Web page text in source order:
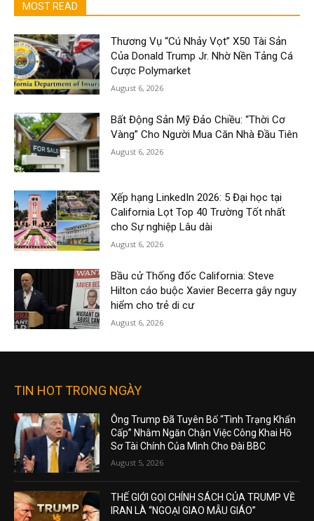
MOST READ
Thương Vụ “Cú Nhảy Vọt” X50 Tài Sản
Của Donald Trump Jr. Nhờ Nền Tảng Cá
Cược Polymarket
August 6, 2026
Bất Động Sản Mỹ Đảo Chiều: “Thời Cơ
Vàng” Cho Người Mua Căn Nhà Đầu Tiên
August 6, 2026
Xếp hạng LinkedIn 2026: 5 Đại học tại
California Lọt Top 40 Trường Tốt nhất
cho Sự nghiệp Lâu dài
August 6, 2026
Bầu cử Thống đốc California: Steve
Hilton cáo buộc Xavier Becerra gây nguy
hiểm cho trẻ di cư
August 6, 2026
TIN HOT TRONG NGÀY
Ông Trump Đã Tuyên Bố “Tình Trạng Khẩn
Cấp” Nhằm Ngăn Chặn Việc Công Khai Hồ
Sơ Tài Chính Của Mình Cho Đài BBC
August 5, 2026
THẾ GIỚI GỌI CHÍNH SÁCH CỦA TRUMP VỀ
IRAN LÀ “NGOẠI GIAO MẪU GIÁO”